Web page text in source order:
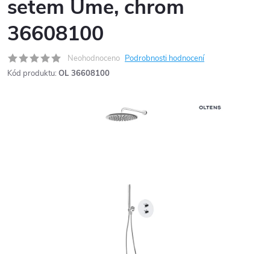
setem Ume, chrom
36608100
Neohodnoceno Podrobnosti hodnocení
Kód produktu: OL 36608100